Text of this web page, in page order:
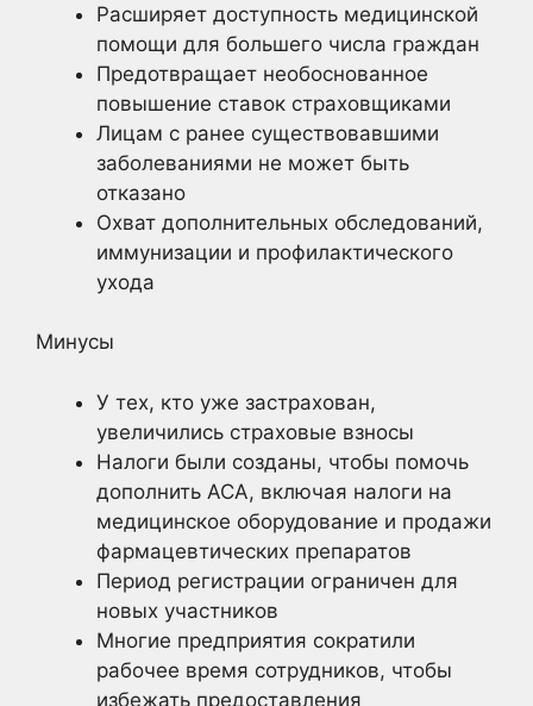
Расширяет доступность медицинской
помощи для большего числа граждан
Предотвращает необоснованное
повышение ставок страховщиками
Лицам с ранее существовавшими
заболеваниями не может быть
отказано
Охват дополнительных обследований,
иммунизации и профилактического
ухода
Минусы
У тех, кто уже застрахован,
увеличились страховые взносы
Налоги были созданы, чтобы помочь
дополнить ACA, включая налоги на
медицинское оборудование и продажи
фармацевтических препаратов
Период регистрации ограничен для
новых участников
Многие предприятия сократили
рабочее время сотрудников, чтобы
избежать предоставления